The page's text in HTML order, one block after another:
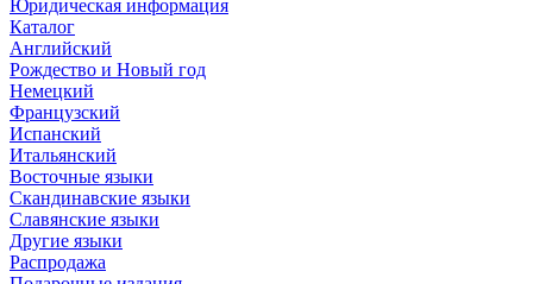
Юридическая информация
Каталог
Английский
Рождество и Новый год
Немецкий
Французский
Испанский
Итальянский
Восточные языки
Скандинавские языки
Славянские языки
Другие языки
Распродажа